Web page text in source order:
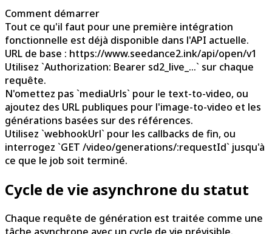
Comment démarrer
Tout ce qu'il faut pour une première intégration
fonctionnelle est déjà disponible dans l'API actuelle.
URL de base : https://www.seedance2.ink/api/open/v1
Utilisez `Authorization: Bearer sd2_live_...` sur chaque
requête.
N'omettez pas `mediaUrls` pour le text-to-video, ou
ajoutez des URL publiques pour l'image-to-video et les
générations basées sur des références.
Utilisez `webhookUrl` pour les callbacks de fin, ou
interrogez `GET /video/generations/:requestId` jusqu'à
ce que le job soit terminé.
Cycle de vie asynchrone du statut
Chaque requête de génération est traitée comme une